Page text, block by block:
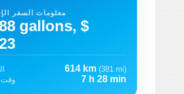
معلومات السفر
gallons, $
614 km (381 mi)
وقت
7 h 28 min